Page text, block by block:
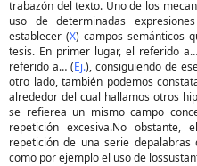
trabazón del texto. Uno de los
uso de determinadas
establecer (X) campos semánticos
tesis. En primer lugar, el referido
referido a… (Ej.), consiguiendo de
otro lado, también podemos
alrededor del cual hallamos otros
se refierea un mismo campo
repetición excesiva.No
repetición de una serie
como por ejemplo el uso de